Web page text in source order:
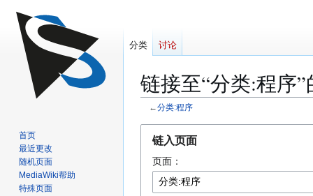
链接至“分类:程序
←分类:程序
链入页面
页面：
分类 讨论
首页
最近更改
随机页面
MediaWiki帮助
特殊页面